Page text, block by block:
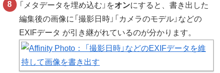
「メタデータを埋め込む」をオンにすると、書き出した
編集後の画像に「撮影日時」「カメラのモデル」などの
EXIFデータ が引き継がれているのが分かります。